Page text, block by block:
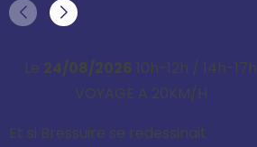
Le 24/08/2026 10h-12h / 14h-17h
VOYAGE A 20KM/H
Et si Bressuire se redessinait